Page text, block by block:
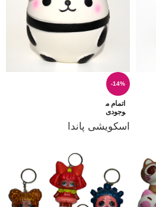
-14%
اتمام م
وجودی
اسکویشی پاندا